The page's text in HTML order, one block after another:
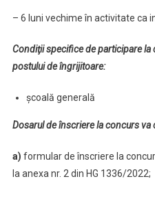
– 6 luni vechime în activitate ca
Condiţii specifice de participare la
postului de îngrijitoare:
școală generală
Dosarul de înscriere la concurs
a) formular de înscriere la
la anexa nr. 2 din HG 1336/2022;